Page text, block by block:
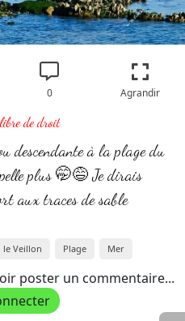
0 Agrandir
de droit
descendante à la plage du
plus 🤭😅 Je dirais
aux traces de sable
le Veillon Plage Mer
poster un commentaire...